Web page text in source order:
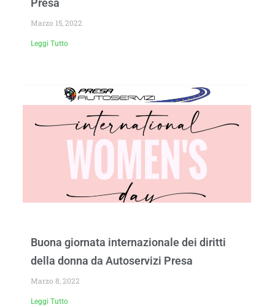
Presa
Marzo 15, 2022
Leggi Tutto
Buona giornata internazionale dei diritti
della donna da Autoservizi Presa
Marzo 8, 2022
Leggi Tutto